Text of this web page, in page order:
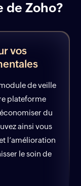
de Zoho?
vos
de veille
plateforme
du
ainsi vous
l’amélioration
le soin de